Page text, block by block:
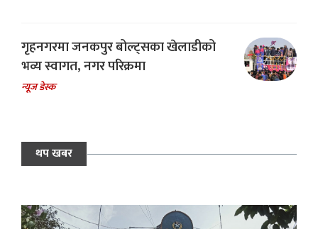
गृहनगरमा जनकपुर बोल्ट्सका खेलाडीको
भव्य स्वागत, नगर परिक्रमा
न्यूज डेस्क
थप खबर